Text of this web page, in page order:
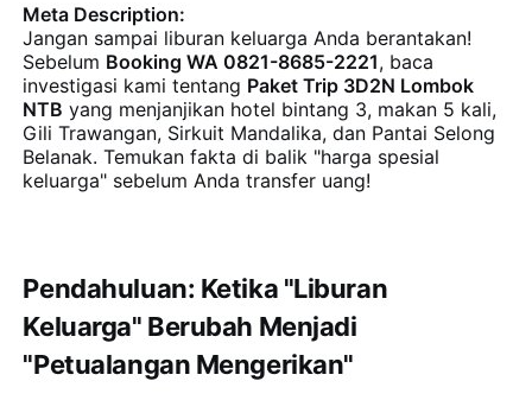
Meta Description:
Jangan sampai liburan keluarga Anda berantakan!
Sebelum Booking WA 0821-8685-2221, baca
investigasi kami tentang Paket Trip 3D2N Lombok
NTB yang menjanjikan hotel bintang 3, makan 5 kali,
Gili Trawangan, Sirkuit Mandalika, dan Pantai Selong
Belanak. Temukan fakta di balik "harga spesial
keluarga" sebelum Anda transfer uang!
Pendahuluan: Ketika "Liburan
Keluarga" Berubah Menjadi
"Petualangan Mengerikan"